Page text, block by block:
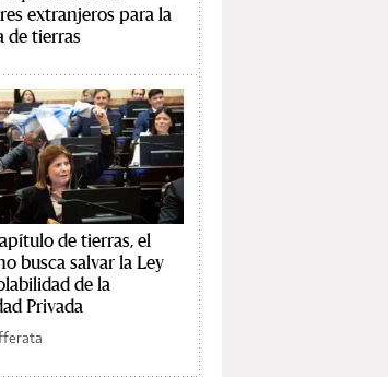
extranjeros para la
de tierras
de tierras, el
busca salvar la Ley
de la
Privada